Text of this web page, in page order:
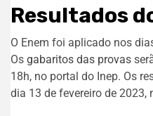
Resultados
O Enem foi aplicado nos
Os gabaritos das provas
18h, no portal do Inep. Os
dia 13 de fevereiro de